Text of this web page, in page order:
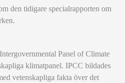
den tidigare specialrapporten om
Panel of Climate
klimatpanel. IPCC bildades
vetenskapliga fakta över det